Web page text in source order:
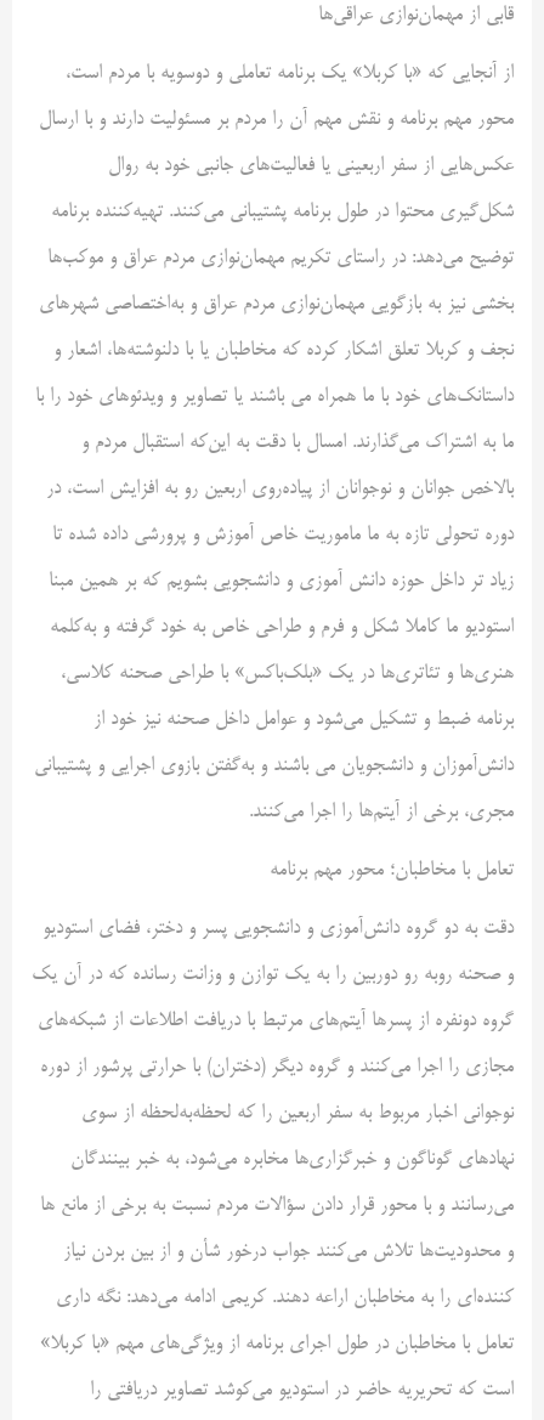
قابی از مهمان‌نوازی عراقی‌ها
از آنجایی که «با کربلا» یک برنامه تعاملی و دوسویه با مردم است،
محور مهم برنامه و نقش مهم آن را مردم بر مسئولیت دارند و با ارسال
عکس‌هایی از سفر اربعینی یا فعالیت‌های جانبی خود به روال
شکل‌گیری محتوا در طول برنامه پشتیبانی می‌کنند. تهیه‌کننده برنامه
توضیح می‌دهد: در راستای تکریم مهمان‌نوازی مردم عراق و موکب‌ها
بخشی نیز به بازگویی مهمان‌نوازی مردم عراق و به‌اختصاصی شهر‌های
نجف و کربلا تعلق اشکار کرده که مخاطبان یا با دلنوشته‌ها، اشعار و
داستانک‌های خود با ما همراه می باشند یا تصاویر و ویدئو‌های خود را با
ما به اشتراک می‌گذارند. امسال با دقت به این‌که استقبال مردم و
بالاخص جوانان و نوجوانان از پیاده‌روی اربعین رو به افزایش است، در
دوره تحولی تازه به ما ماموریت خاص آموزش و پرورشی داده شده تا
زیاد تر داخل حوزه دانش آموزی و دانشجویی بشویم که بر همین مبنا
استودیو ما کاملا شکل و فرم و طراحی خاص به خود گرفته و به‌کلمه
هنری‌ها و تئاتری‌ها در یک «بلک‌باکس» با طراحی صحنه کلاسی،
برنامه ضبط و تشکیل می‌شود و عوامل داخل صحنه نیز خود از
دانش‌آموزان و دانشجویان می باشند و به‌گفتن بازوی اجرایی و پشتیبانی
مجری، برخی از آیتم‌ها را اجرا می‌کنند.
تعامل با مخاطبان؛ محور مهم برنامه
دقت به دو گروه دانش‌آموزی و دانشجویی پسر و دختر، فضای استودیو
و صحنه روبه رو دوربین را به یک توازن و وزانت رسانده که در آن یک
گروه دونفره از پسر‌ها آیتم‌های مرتبط با دریافت اطلاعات از شبکه‌های
مجازی را اجرا می‌کنند و گروه دیگر (دختران) با حرارتی پرشور از دوره
نوجوانی اخبار مربوط به سفر اربعین را که لحظه‌به‌لحظه از سوی
نهاد‌های گوناگون و خبرگزاری‌ها مخابره می‌شود، به خبر بینندگان
می‌رسانند و با محور قرار دادن سؤالات مردم نسبت به برخی از مانع ها
و محدودیت‌ها تلاش می‌کنند جواب درخور شأن و از بین بردن نیاز
کننده‌ای را به مخاطبان اراعه دهند. کریمی ادامه می‌دهد: نگه داری
تعامل با مخاطبان در طول اجرای برنامه از ویژگی‌های مهم «با کربلا»
است که تحریریه حاضر در استودیو می‌کوشد تصاویر دریافتی را